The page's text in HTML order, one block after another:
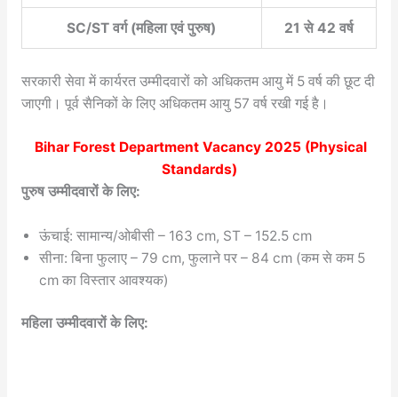
SC/ST वर्ग (महिला एवं पुरुष) 21 से 42 वर्ष
सरकारी सेवा में कार्यरत उम्मीदवारों को अधिकतम आयु में 5 वर्ष की छूट दी
जाएगी। पूर्व सैनिकों के लिए अधिकतम आयु 57 वर्ष रखी गई है।
Bihar Forest Department Vacancy 2025 (Physical
Standards)
पुरुष उम्मीदवारों के लिए:
ऊंचाई: सामान्य/ओबीसी – 163 cm, ST – 152.5 cm
सीना: बिना फुलाए – 79 cm, फुलाने पर – 84 cm (कम से कम 5
cm का विस्तार आवश्यक)
महिला उम्मीदवारों के लिए: